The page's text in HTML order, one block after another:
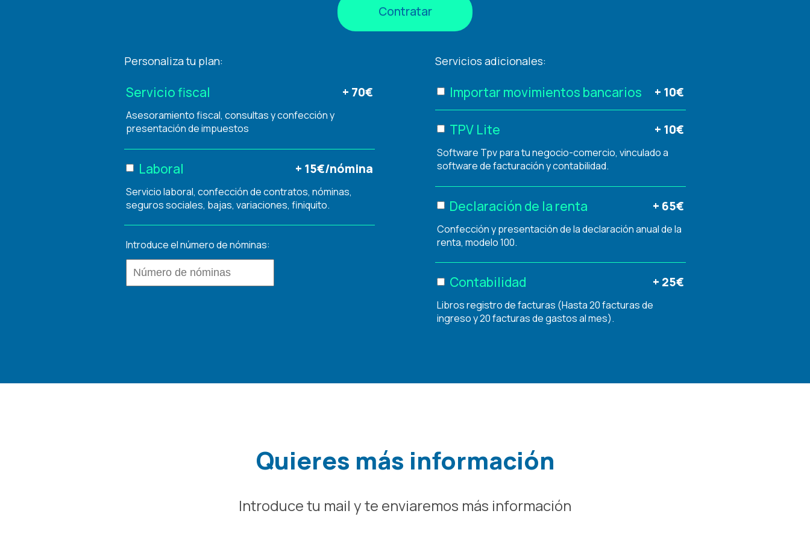
Contratar
Personaliza tu plan:
Servicio fiscal + 70€
Asesoramiento fiscal, consultas y confección y
presentación de impuestos
Laboral + 15€/nómina
Servicio laboral, confección de contratos, nóminas,
seguros sociales, bajas, variaciones, finiquito.
Introduce el número de nóminas:
Servicios adicionales:
Importar movimientos bancarios + 10€
TPV Lite + 10€
Software Tpv para tu negocio-comercio, vinculado a
software de facturación y contabilidad.
Declaración de la renta + 65€
Confección y presentación de la declaración anual de la
renta, modelo 100.
Contabilidad + 25€
Libros registro de facturas (Hasta 20 facturas de
ingreso y 20 facturas de gastos al mes).
Quieres más información
Introduce tu mail y te enviaremos más información